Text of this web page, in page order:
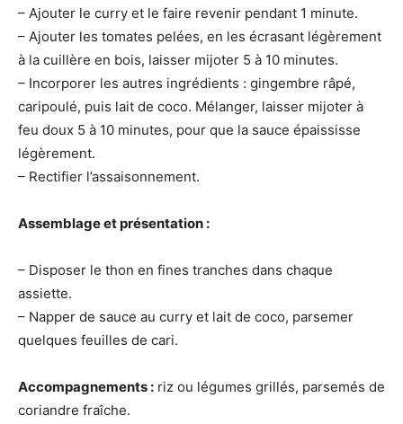
– Ajouter le curry et le faire revenir pendant 1 minute.
– Ajouter les tomates pelées, en les écrasant légèrement
à la cuillère en bois, laisser mijoter 5 à 10 minutes.
– Incorporer les autres ingrédients : gingembre râpé,
caripoulé, puis lait de coco. Mélanger, laisser mijoter à
feu doux 5 à 10 minutes, pour que la sauce épaississe
légèrement.
– Rectifier l’assaisonnement.
Assemblageetprésentation :
– Disposer le thon en fines tranches dans chaque
assiette.
– Napper de sauce au curry et lait de coco, parsemer
quelques feuilles de cari.
Accompagnements : riz ou légumes grillés, parsemés de
coriandre fraîche.